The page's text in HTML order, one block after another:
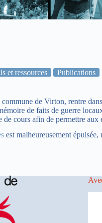
et ressources Publications
commune de Virton, rentre
de faits de guerre
cours afin de permettre aux
est malheureusement